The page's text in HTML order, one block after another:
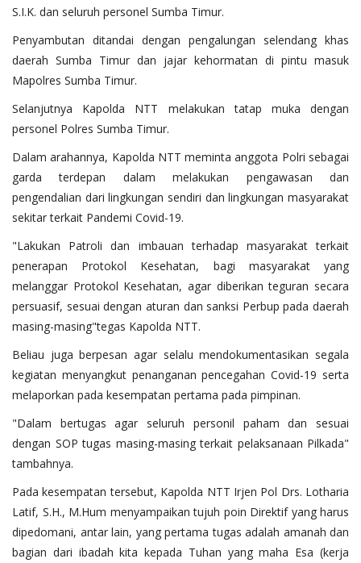
S.I.K. dan seluruh personel Sumba Timur.
Penyambutan ditandai dengan pengalungan selendang khas
daerah Sumba Timur dan jajar kehormatan di pintu masuk
Mapolres Sumba Timur.
Selanjutnya Kapolda NTT melakukan tatap muka dengan
personel Polres Sumba Timur.
Dalam arahannya, Kapolda NTT meminta anggota Polri sebagai
garda terdepan dalam melakukan pengawasan dan
pengendalian dari lingkungan sendiri dan lingkungan masyarakat
sekitar terkait Pandemi Covid-19.
"Lakukan Patroli dan imbauan terhadap masyarakat terkait
penerapan Protokol Kesehatan, bagi masyarakat yang
melanggar Protokol Kesehatan, agar diberikan teguran secara
persuasif, sesuai dengan aturan dan sanksi Perbup pada daerah
masing-masing"tegas Kapolda NTT.
Beliau juga berpesan agar selalu mendokumentasikan segala
kegiatan menyangkut penanganan pencegahan Covid-19 serta
melaporkan pada kesempatan pertama pada pimpinan.
"Dalam bertugas agar seluruh personil paham dan sesuai
dengan SOP tugas masing-masing terkait pelaksanaan Pilkada"
tambahnya.
Pada kesempatan tersebut, Kapolda NTT Irjen Pol Drs. Lotharia
Latif, S.H., M.Hum menyampaikan tujuh poin Direktif yang harus
dipedomani, antar lain, yang pertama tugas adalah amanah dan
bagian dari ibadah kita kepada Tuhan yang maha Esa (kerja